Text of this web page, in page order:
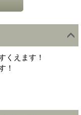
くえます！
！